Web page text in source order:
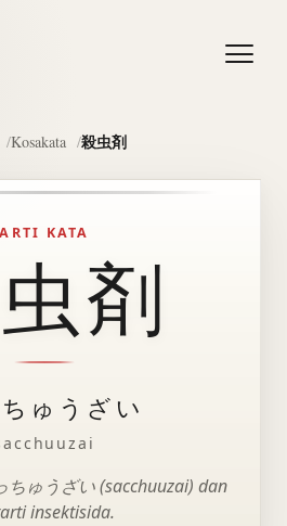
Kosakata 殺虫剤
ARTI KATA
剤
ゅうざい
ゅうざい (sacchuuzai) dan
insektisida.